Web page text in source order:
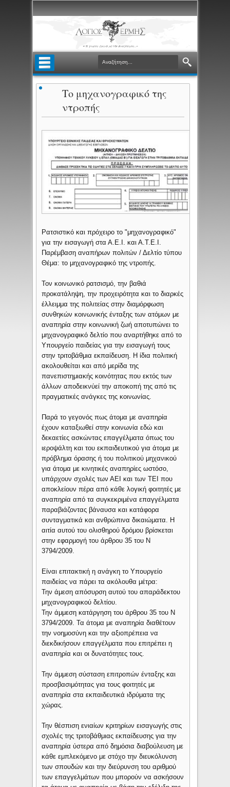
Το μηχανογραφικό της
ντροπής
Ρατσιστικό και πρόχειρο το "μηχανογραφικό"
για την εισαγωγή στα Α.Ε.Ι. και Α.Τ.Ε.Ι.
Παρέμβαση αναπήρων πολιτών / Δελτίο τύπου
Θέμα: το μηχανογραφικό της ντροπής.
Τον κοινωνικό ρατσισμό, την βαθιά
προκατάληψη, την προχειρότητα και το διαρκές
έλλειμμα της πολιτείας στην διαμόρφωση
συνθηκών κοινωνικής ένταξης των ατόμων με
αναπηρία στην κοινωνική ζωή αποτυπώνει το
μηχανογραφικό δελτίο που αναρτήθηκε από το
Υπουργείο παιδείας για την εισαγωγή τους
στην τριτοβάθμια εκπαίδευση. Η ίδια πολιτική
ακολουθείται και από μερίδα της
πανεπιστημιακής κοινότητας που εκτός των
άλλων αποδεικνύεί την αποκοπή της από τις
πραγματικές ανάγκες της κοινωνίας.
Παρά το γεγονός πως άτομα με αναπηρία
έχουν καταξιωθεί στην κοινωνία εδώ και
δεκαετίες ασκώντας επαγγέλματα όπως του
ιεροψάλτη και του εκπαιδευτικού για άτομα με
πρόβλημα όρασης ή του πολιτικού μηχανικού
για άτομα με κινητικές αναπηρίες ωστόσο,
υπάρχουν σχολές των ΑΕΙ και των ΤΕΙ που
αποκλείουν πέρα από κάθε λογική φοιτητές με
αναπηρία από τα συγκεκριμένα επαγγέλματα
παραβιάζοντας βάναυσα και κατάφορα
συνταγματικά και ανθρώπινα δικαιώματα. Η
αιτία αυτού του ολισθηρού δρόμου βρίσκεται
στην εφαρμογή του άρθρου 35 του Ν
3794/2009.
Είναι επιτακτική η ανάγκη το Υπουργείο
παιδείας να πάρει τα ακόλουθα μέτρα:
Την άμεση απόσυρση αυτού του απαράδεκτου
μηχανογραφικού δελτίου.
Την άμμεση κατάργηση του άρθρου 35 του Ν
3794/2009. Τα άτομα με αναπηρία διαθέτουν
την νοημοσύνη και την αξιοπρέπεια να
διεκδικήσουν επαγγέλματα που επιτρέπει η
αναπηρία και οι δυνατότητες τους.
Την άμμεση σύσταση επιτροπών ένταξης και
προσβασιμότητας για τους φοιτητές με
αναπηρία στα εκπαιδευτικά ιδρύματα της
χώρας.
Την θέσπιση ενιαίων κριτηρίων εισαγωγής στις
σχολές της τριτοβάθμιας εκπαίδευσης για την
αναπηρία ύστερα από δημόσια διαβούλευση με
κάθε εμπλεκόμενο με στόχο την διευκόλυνση
των σπουδών και την διεύρυνση του αριθμού
των επαγγελμάτων που μπορούν να ασκήσουν